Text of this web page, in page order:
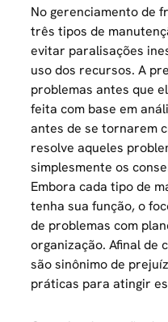
No gerenciamento de
três tipos de
evitar paralisações
uso dos recursos. A
problemas antes que
feita com base em
antes de se tornarem
resolve aqueles
simplesmente os
Embora cada tipo de
tenha sua função, o
de problemas com
organização. Afinal de
são sinônimo de
práticas para atingir